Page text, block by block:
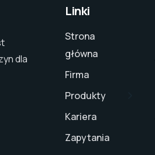
dla
Linki
Strona
główna
Firma
Produkty
Kariera
Zapytania